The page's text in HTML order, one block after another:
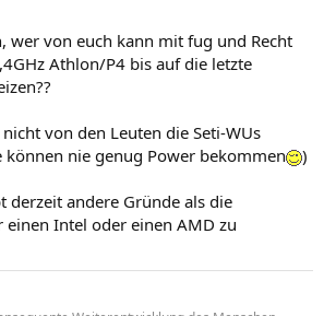
wer von euch kann mit fug und Recht
Athlon/P4 bis auf die letzte
von den Leuten die Seti-WUs
können nie genug Power bekommen
)
derzeit andere Gründe als die
einen Intel oder einen AMD zu